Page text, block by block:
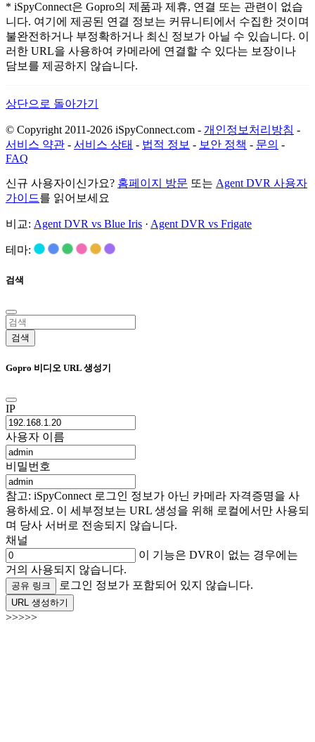
* iSpyConnect은 Gopro의 제품과 제휴, 연결 또는 관련이 없습
니다. 여기에 제공된 연결 정보는 커뮤니티에서 수집한 것이며
불완전하거나 부정확하거나 최신 정보가 아닐 수 있습니다. 이
러한 URL을 사용하여 카메라에 연결할 수 있다는 보장이나
담보를 제공하지 않습니다.
상단으로 돌아가기
© Copyright 2011-2026 iSpyConnect.com - 개인정보처리방침 -
서비스 약관 - 서비스 상태 - 법적 정보 - 보안 정책 - 문의 -
FAQ
신규 사용자이신가요? 홈페이지 방문 또는 Agent DVR 사용자
가이드를 읽어보세요
비교: Agent DVR vs Blue Iris · Agent DVR vs Frigate
테마:
검색
검색
Gopro 비디오 URL 생성기
IP
사용자 이름
비밀번호
참고: iSpyConnect 로그인 정보가 아닌 카메라 자격증명을 사
용하세요. 이 세부정보는 URL 생성을 위해 로컬에서만 사용되
며 당사 서버로 전송되지 않습니다.
채널
이 기능은 DVR이 없는 경우에는
거의 사용되지 않습니다.
공유 링크 로그인 정보가 포함되어 있지 않습니다.
URL 생성하기
>>>>>